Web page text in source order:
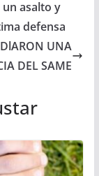
asalto y
defensa
UNA
DEL SAME